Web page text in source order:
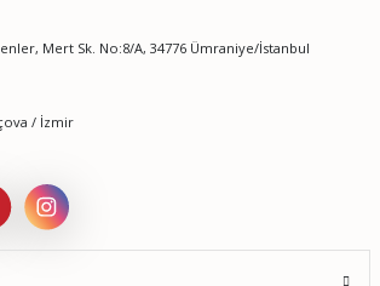
Mert Sk. No:8/A, 34776 Ümraniye/İstanbul
/ İzmir